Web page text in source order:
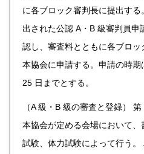
に各ブロック審判長に提出す
出された公認 A・B 級審判員申
認し、審査料とともに各ブロ
本協会に申請する。申請の時
25 日までとする。
（A 級・B 級の審査と登録）
第
本協会が定める会場において
試験、体力試験によって行う。